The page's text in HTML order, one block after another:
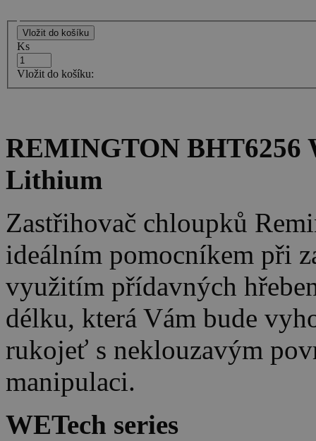
Ks
Vložit do košíku:
REMINGTON BHT6256
Lithium
Zastřihovač chloupků
ideálním pomocníkem při
využitím přídavných
délku, která Vám bude
rukojeť s neklouzavým
manipulaci.
WETech series